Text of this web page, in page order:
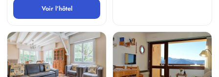
Voir l'hôtel